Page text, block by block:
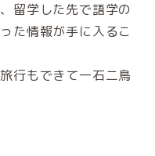
留学した先で語学の
た情報が手に入るこ
行もできて一石二鳥